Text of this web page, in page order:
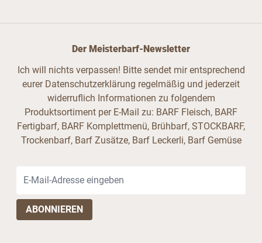
Der Meisterbarf-Newsletter
Ich will nichts verpassen! Bitte sendet mir entsprechend
eurer Datenschutzerklärung regelmäßig und jederzeit
widerruflich Informationen zu folgendem
Produktsortiment per E-Mail zu: BARF Fleisch, BARF
Fertigbarf, BARF Komplettmenü, Brühbarf, STOCKBARF,
Trockenbarf, Barf Zusätze, Barf Leckerli, Barf Gemüse